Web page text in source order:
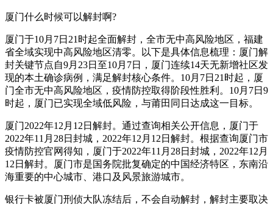
厦门什么时候可以解封啊?
厦门于10月7日21时起全面解封，全市无中高风险地区，福建
省全域实现中高风险地区清零。以下是具体信息梳理：厦门解
封关键节点自9月23日至10月7日，厦门连续14天无新增社区发
现的本土确诊病例，满足解封核心条件。10月7日21时起，厦
门全市无中高风险地区，疫情防控取得阶段性胜利。10月7日9
时起，厦门已实现全域低风险，与莆田同日达成这一目标。
厦门2022年12月12日解封。通过查询相关公开信息，厦门于
2022年11月28日封城，2022年12月12日解封。根据查询厦门市
疫情防控官网得知，厦门于2022年11月28日封城，2022年12月
12日解封。厦门市是国务院批复确定的中国经济特区，东南沿
海重要的中心城市、港口及风景旅游城市。
银行卡被厦门刑侦大队冻结后，不会自动解封，解封主要取决